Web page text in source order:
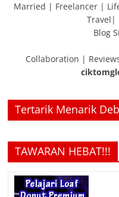
Married | Freelancer |
Travel|
Blog
Collaboration |
Tertarik Menarik
TAWARAN HEBAT!!!